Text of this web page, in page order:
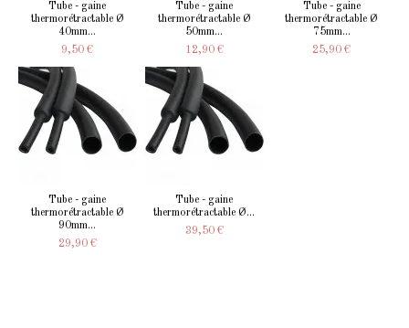
Tube - gaine
thermorétractable Ø
40mm...
9,50 €
Tube - gaine
thermorétractable Ø
50mm...
12,90 €
Tube - gaine
thermorétractable Ø
75mm...
25,90 €
Tube - gaine
thermorétractable Ø
90mm...
29,90 €
Tube - gaine
thermorétractable Ø...
39,50 €